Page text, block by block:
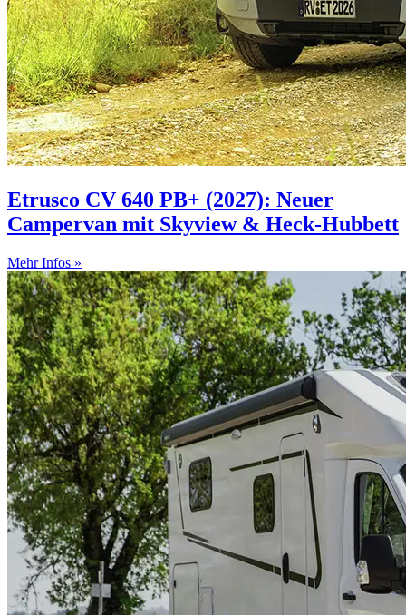
Etrusco CV 640 PB+ (2027): Neuer
Campervan mit Skyview & Heck-Hubbett
Mehr Infos »